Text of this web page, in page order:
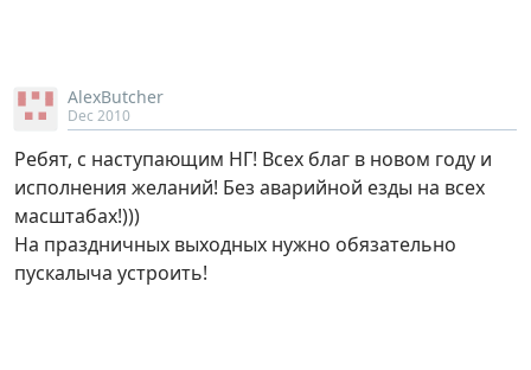
AlexButcher
Dec 2010
Ребят, с наступающим НГ! Всех благ в новом году и
исполнения желаний! Без аварийной езды на всех
масштабах!)))
На праздничных выходных нужно обязательно
пускалыча устроить!